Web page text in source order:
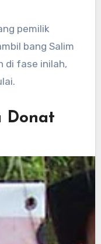
pemilik
bang Salim
di fase inilah,
Donat